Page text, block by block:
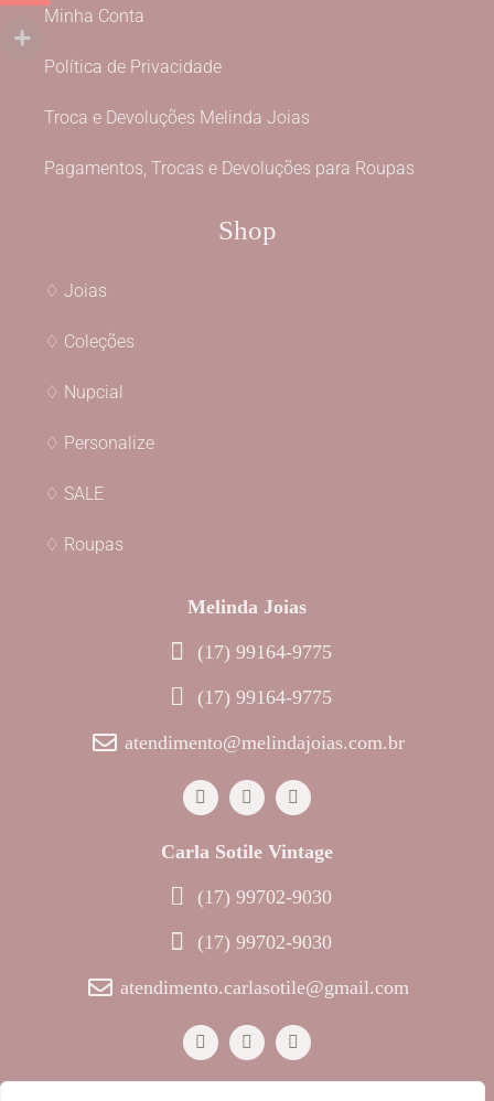
Minha Conta
Política de Privacidade
Troca e Devoluções Melinda Joias
Pagamentos, Trocas e Devoluções para Roupas
Shop
♢ Joias
♢ Coleções
♢ Nupcial
♢ Personalize
♢ SALE
♢ Roupas
Melinda Joias
(17) 99164-9775
(17) 99164-9775
atendimento@melindajoias.com.br
Carla Sotile Vintage
(17) 99702-9030
(17) 99702-9030
atendimento.carlasotile@gmail.com